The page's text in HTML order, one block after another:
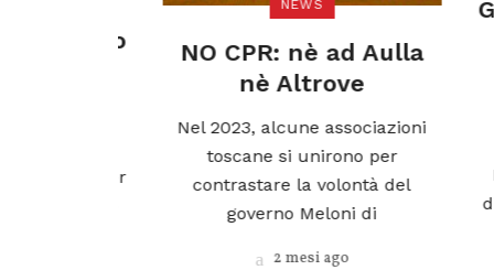
NEWS
NO CPR: nè ad Aulla
nè Altrove
Nel 2023, alcune associazioni
toscane si unirono per
contrastare la volontà del
governo Meloni di
2 mesi ago